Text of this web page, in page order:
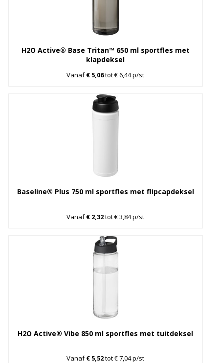
H2O Active® Base Tritan™ 650 ml sportfles met
klapdeksel
Vanaf€ 5,06tot € 6,44 p/st
Baseline® Plus 750 ml sportfles met flipcapdeksel
Vanaf€ 2,32tot € 3,84 p/st
H2O Active® Vibe 850 ml sportfles met tuitdeksel
Vanaf€ 5,52tot € 7,04 p/st